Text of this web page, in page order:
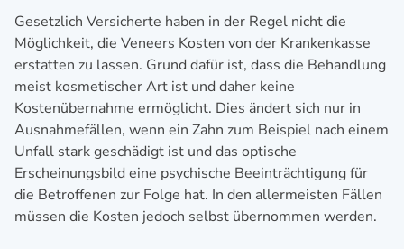
Gesetzlich Versicherte haben in der Regel nicht die
Möglichkeit, die Veneers Kosten von der Krankenkasse
erstatten zu lassen. Grund dafür ist, dass die Behandlung
meist kosmetischer Art ist und daher keine
Kostenübernahme ermöglicht. Dies ändert sich nur in
Ausnahmefällen, wenn ein Zahn zum Beispiel nach einem
Unfall stark geschädigt ist und das optische
Erscheinungsbild eine psychische Beeinträchtigung für
die Betroffenen zur Folge hat. In den allermeisten Fällen
müssen die Kosten jedoch selbst übernommen werden.